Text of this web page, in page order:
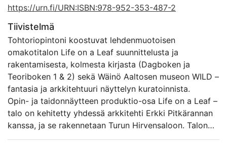
https://urn.fi/URN:ISBN:978-952-353-487-2
Tiivistelmä
Tohtoriopintoni koostuvat lehdenmuotoisen
omakotitalon Life on a Leaf suunnittelusta ja
rakentamisesta, kolmesta kirjasta (Dagboken ja
Teoriboken 1 & 2) sekä Wäinö Aaltosen museon WILD –
fantasia ja arkkitehtuuri näyttelyn kuratoinnista.
Opin- ja taidonnäytteen produktio-osa Life on a Leaf –
talo on kehitetty yhdessä arkkitehti Erkki Pitkärannan
kanssa, ja se rakennetaan Turun Hirvensaloon. Talon
suunnittelu alkoi vuonna 1999, ja rakennuslupa saatiin